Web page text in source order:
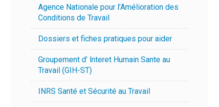
Agence Nationale pour l’Amélioration des
Conditions de Travail
Dossiers et fiches pratiques pour aider
Groupement d’ lnteret Humain Sante au
Travail (GIH-ST)
INRS Santé et Sécurité au Travail